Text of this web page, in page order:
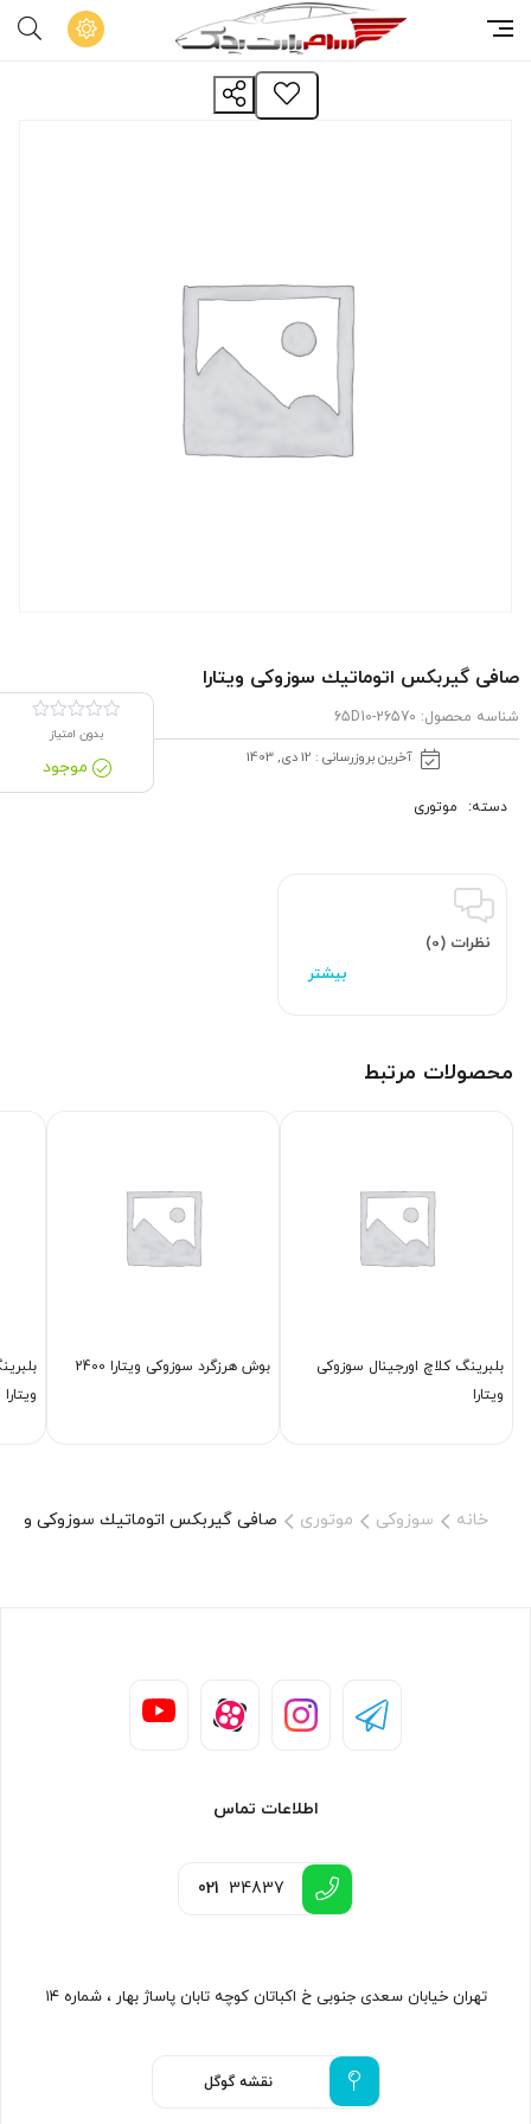
صافی گیربكس اتوماتیك سوزوکی ویتارا
شناسه محصول: 26570-65D10
آخرین بروزرسانی : 12 دی, 1403
بدون امتیاز
موجود
دسته: موتوری
نظرات (0)
محصولات مرتبط
بلبرینگ كلاچ اورجینال سوزوکی
ویتارا
بوش هرزگرد سوزوکی ویتارا 2400
ویتارا
خانه سوزوکی موتوری صافی گیربكس اتوماتیك سوزوکی
اطلاعات تماس
021 34837
تهران خیابان سعدی جنوبی خ اکباتان کوچه تابان پاساژ بهار ، شماره ۱۴
نقشه گوگل